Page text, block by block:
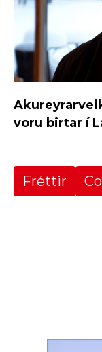
voru birtar í
Fréttir